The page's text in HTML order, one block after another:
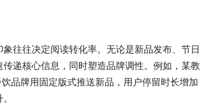
往往决定阅读转化率。无论是新品发布、节日
递核心信息，同时塑造品牌调性。例如，某教
品牌用固定版式推送新品，用户停留时长增加